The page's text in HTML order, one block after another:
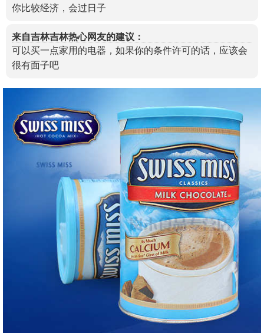
你比较经济，会过日子
来自吉林吉林热心网友的建议：
可以买一点家用的电器，如果你的条件许可的话，应该会
很有面子吧